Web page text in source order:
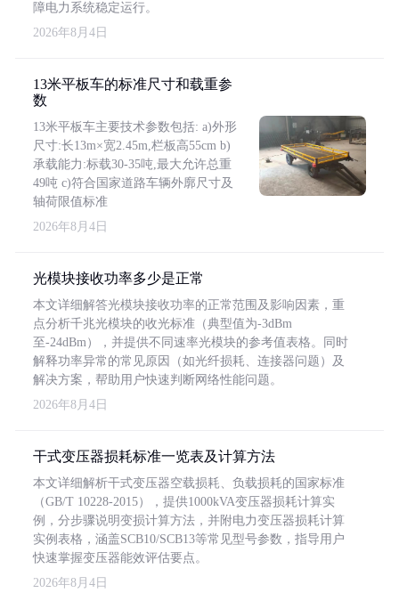
障电力系统稳定运行。
2026年8月4日
13米平板车的标准尺寸和载重参
数
13米平板车主要技术参数包括: a)外形
尺寸:长13m×宽2.45m,栏板高55cm b)
承载能力:标载30-35吨,最大允许总重
49吨 c)符合国家道路车辆外廓尺寸及
轴荷限值标准
2026年8月4日
光模块接收功率多少是正常
本文详细解答光模块接收功率的正常范围及影响因素，重
点分析千兆光模块的收光标准（典型值为-3dBm
至-24dBm），并提供不同速率光模块的参考值表格。同时
解释功率异常的常见原因（如光纤损耗、连接器问题）及
解决方案，帮助用户快速判断网络性能问题。
2026年8月4日
干式变压器损耗标准一览表及计算方法
本文详细解析干式变压器空载损耗、负载损耗的国家标准
（GB/T 10228-2015），提供1000kVA变压器损耗计算实
例，分步骤说明变损计算方法，并附电力变压器损耗计算
实例表格，涵盖SCB10/SCB13等常见型号参数，指导用户
快速掌握变压器能效评估要点。
2026年8月4日